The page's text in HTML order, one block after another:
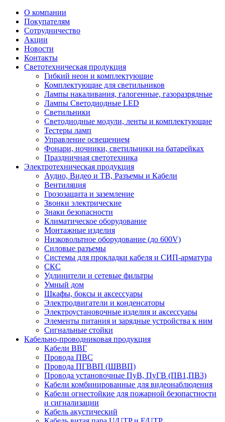
О компании
Покупателям
Сотрудничество
Акции
Новости
Контакты
Светотехническая продукция
Гибкий неон и комплектующие
Комплектующие для светильников
Лампы накаливания, галогенные, газоразрядные
Лампы Светодиодные LED
Светильники
Светодиодные модули, ленты и комплектующие
Тестеры ламп
Управление освещением
Фонари, ночники, светильники на батарейках
Праздничная светотехника
Электротехническая продукция
Аудио, Видео и ТВ, Разъемы и Кабели
Вентиляция
Грозозащита и заземление
Звонки электрические
Знаки безопасности
Климатическое оборудование
Монтажные изделия
Низковольтное оборудование (до 600V)
Силовые разъемы
Системы для прокладки кабеля и СИП-арматура
СКС
Удлинители и сетевые фильтры
Умный дом
Шкафы, боксы и аксессуары
Электродвигатели и конденсаторы
Электроустановочные изделия и аксессуары
Элементы питания и зарядные устройства к ним
Сигнальные стойки
Кабельно-проводниковая продукция
Кабели ВВГ
Провода ПВС
Провода ПГВВП (ШВВП)
Провода установочные ПуВ, ПуГВ (ПВ1,ПВ3)
Кабели комбинированные для видеонаблюдения
Кабели огнестойкие для пожарной безопастности
и сигнализации
Кабель акустический